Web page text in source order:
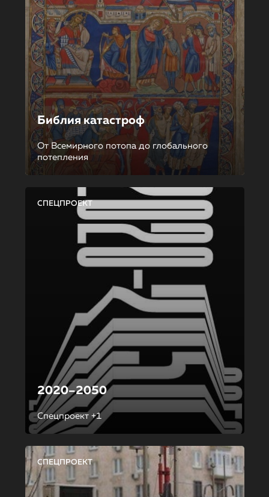
Библия катастроф
От Всемирного потопа до глобального
потепления
СПЕЦПРОЕКТ
2020–2050
Спецпроект +1
СПЕЦПРОЕКТ